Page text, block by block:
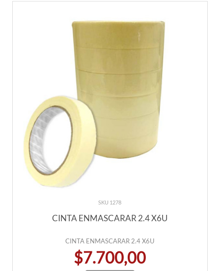
SKU 1278
CINTA ENMASCARAR 2.4 X6U
CINTA ENMASCARAR 2.4 X6U
$7.700,00